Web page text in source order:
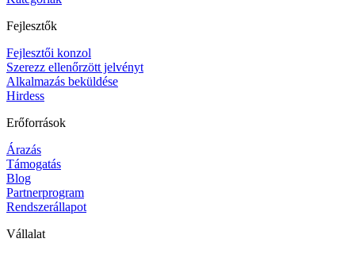
Fejlesztők
Fejlesztői konzol
Szerezz ellenőrzött jelvényt
Alkalmazás beküldése
Hirdess
Erőforrások
Árazás
Támogatás
Blog
Partnerprogram
Rendszerállapot
Vállalat